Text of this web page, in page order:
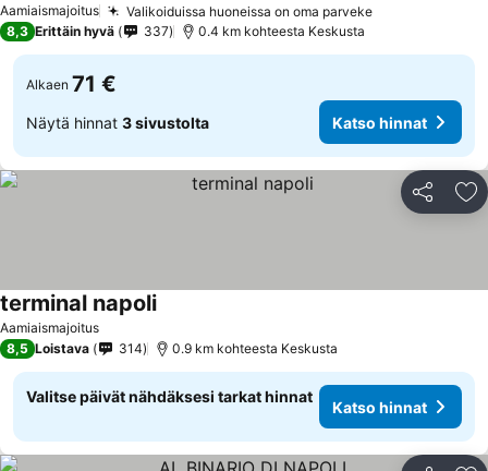
Aamiaismajoitus Valikoiduissa huoneissa on oma parveke
8,3 Erittäin hyvä 337 0.4 km kohteesta Keskusta
Alkaen 71 €
Näytä hinnat 3 sivustolta Katso hinnat
Jaa
Aamiaismajoitus
terminal napoli
8,5 Loistava 314 0.9 km kohteesta Keskusta
Valitse päivät nähdäksesi tarkat hinnat
Katso hinnat